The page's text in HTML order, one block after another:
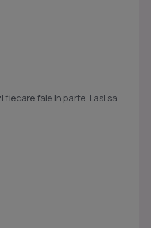
fiecare faie in parte. Lasi sa